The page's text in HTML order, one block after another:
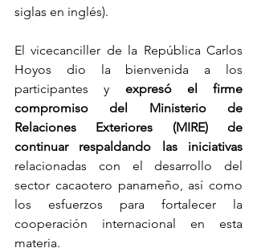
siglas en inglés).
El vicecanciller de la República Carlos
Hoyos dio la bienvenida a los
participantes y expresó el firme
compromiso del Ministerio de
Relaciones Exteriores (MIRE) de
continuar respaldando las iniciativas
relacionadas con el desarrollo del
sector cacaotero panameño, así como
los esfuerzos para fortalecer la
cooperación internacional en esta
materia.